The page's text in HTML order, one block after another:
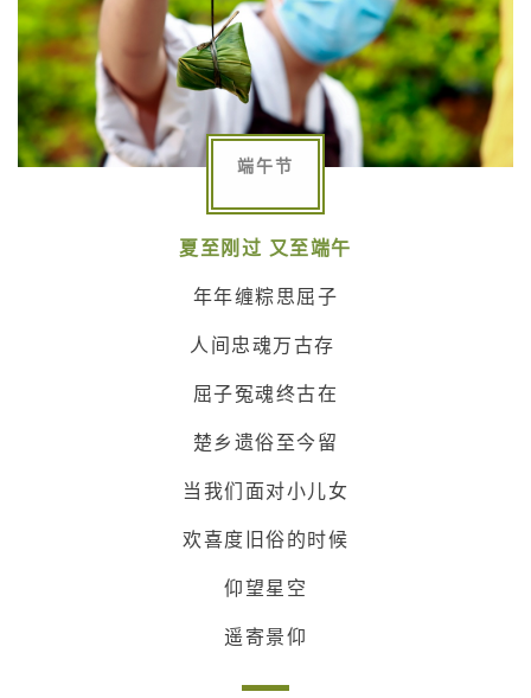
端午节
夏至刚过 又至端午
年年缠粽思屈子
人间忠魂万古存
屈子冤魂终古在
楚乡遗俗至今留
当我们面对小儿女
欢喜度旧俗的时候
仰望星空
遥寄景仰